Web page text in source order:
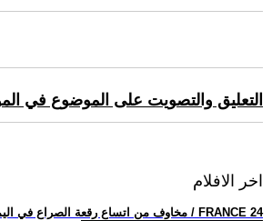
التعليق والتصويت على الموضوع في
اخر الافلام
.. مخاوف من اتساع رقعة الصراع في اليمن • فرانس 24 / FRANCE 24